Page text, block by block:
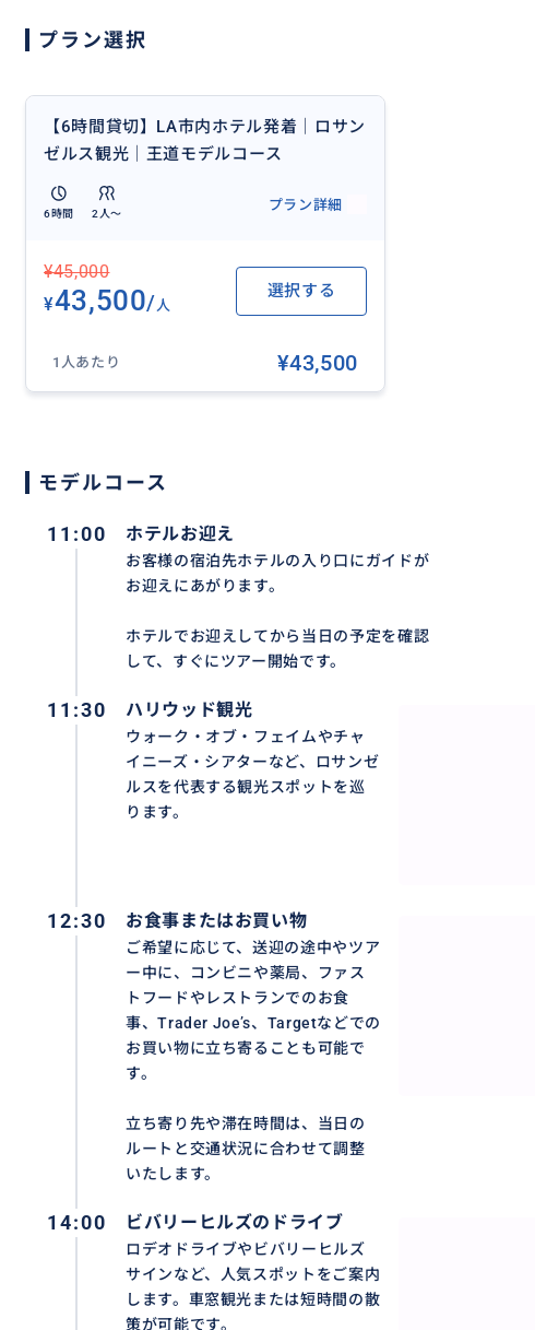
動する日にお荷物を車に載せたまま観光し、次のホテルまでお送
チェックアウト後からチェックインまでの時間を、観光やお食
知らせください。
【行き先の参考に！エリア別おすすめ観光スポット】
・サンタモニカ・ピア
・ベニスビーチ
💎 ビバリーヒルズエリア（高級住宅街＆ブランド街）
・ビバリーヒルズホテル
・ロサンゼルス・カウンティ美術館：LACMA
・ファーマーズマーケット
⭐️ ハリウッドエリア（エンタメとアートの中心）
・メルローズアベニュー
・ハリウッドサインが見えるレイクハリウッドパーク
・ウォーク・オブ・フェイム
・チャイニーズ・シアター
・Target
・IN-N-OUT バーガー
・PINK'S ホットドッグ
・RANDY's ドーナツ
🎡 その他の人気スポット
・リトルトーキョー
・大谷翔平選手の壁画
・ゲティ美術館
・シタデルアウトレット
【お問合せ時にお知らせいただきたい情報】
・希望送迎日時
プラン選択
【6時間貸切】LA市内ホテル発着｜ロサン
ゼルス観光｜王道モデルコース
6時間 2人〜
プラン詳細
¥45,000
¥43,500/人
選択する
1人あたり ¥43,500
モデルコース
11:00 ホテルお迎え
お客様の宿泊先ホテルの入り口にガイドが
お迎えにあがります。
ホテルでお迎えしてから当日の予定を確認
して、すぐにツアー開始です。
11:30 ハリウッド観光
ウォーク・オブ・フェイムやチャ
イニーズ・シアターなど、ロサンゼ
ルスを代表する観光スポットを巡
ります。
12:30 お食事またはお買い物
ご希望に応じて、送迎の途中やツア
ー中に、コンビニや薬局、ファス
トフードやレストランでのお食
事、Trader Joe’s、Targetなどでの
お買い物に立ち寄ることも可能で
す。
立ち寄り先や滞在時間は、当日の
ルートと交通状況に合わせて調整
いたします。
14:00 ビバリーヒルズのドライブ
ロデオドライブやビバリーヒルズ
サインなど、人気スポットをご案内
します。車窓観光または短時間の散
策が可能です。